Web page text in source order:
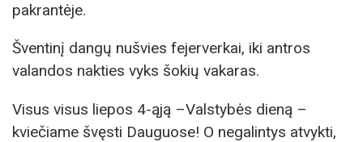
pakrantėje.
Šventinį dangų nušvies fejerverkai, iki antros
valandos nakties vyks šokių vakaras.
Visus visus liepos 4-ąją –Valstybės dieną –
kviečiame švęsti Dauguose! O negalintys atvykti,